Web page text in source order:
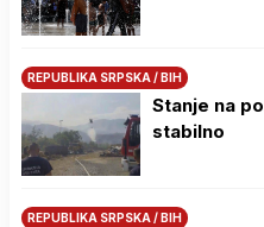
REPUBLIKA SRPSKA / BIH
Stanje na
stabilno
REPUBLIKA SRPSKA / BIH